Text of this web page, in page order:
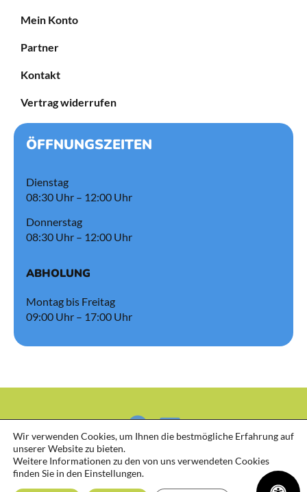
Mein Konto
Partner
Kontakt
Vertrag widerrufen
ÖFFNUNGSZEITEN
Dienstag
08:30 Uhr – 12:00 Uhr
Donnerstag
08:30 Uhr – 12:00 Uhr
ABHOLUNG
Montag bis Freitag
09:00 Uhr – 17:00 Uhr
Wir verwenden Cookies, um Ihnen die bestmögliche Erfahrung auf
unserer Website zu bieten.
Weitere Informationen zu den von uns verwendeten Cookies
finden Sie in den Einstellungen.